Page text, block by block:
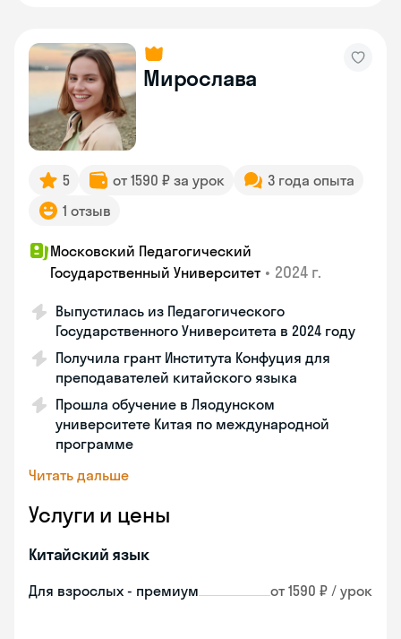
Мирослава
5 от 1590 ₽ за урок
3 года опыта
1 отзыв
Московский Педагогический
Государственный Университет • 2024 г.
Выпустилась из Педагогического
Государственного Университета в 2024 году
Получила грант Института Конфуция для
преподавателей китайского языка
Прошла обучение в Ляодунском
университете Китая по международной
программе
Читать дальше
Услуги и цены
Китайский язык
Для взрослых - премиум от 1590 ₽ / урок